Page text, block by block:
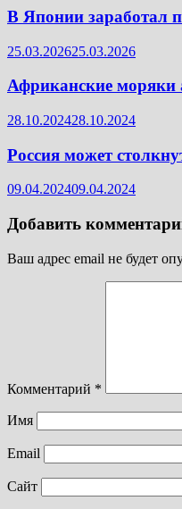
В Японии заработал
25.03.202625.03.2026
Африканские моряки
28.10.202428.10.2024
Россия может
09.04.202409.04.2024
Добавить
Ваш адрес email не будет
Комментарий *
Имя
Email
Сайт